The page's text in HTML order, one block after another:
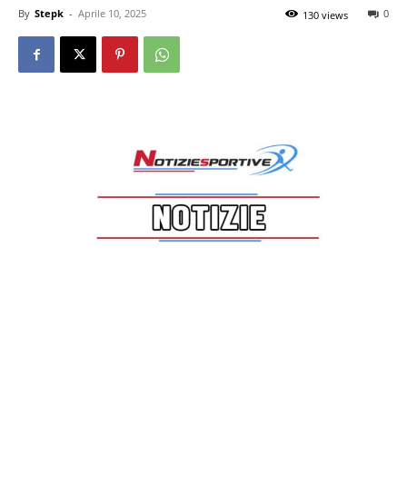
By Stepk - Aprile 10, 2025 0
130 views